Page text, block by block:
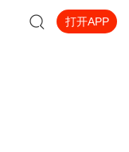
打开APP